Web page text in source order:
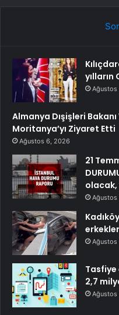
yılların
Ağustos
Almanya Dışişleri
Moritanya’yı Ziyaret Etti
Ağustos 6, 2026
21
olacak,
Ağustos
Ağustos
2,7
Ağustos